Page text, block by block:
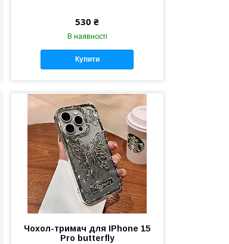
530 ₴
В наявності
Купити
Чохол-тримач для IPhone 15
Pro butterfly